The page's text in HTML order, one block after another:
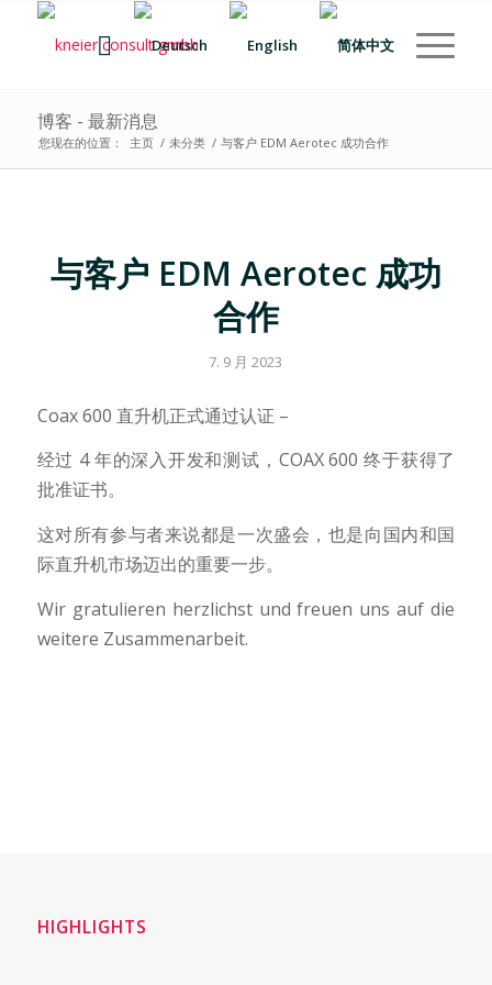
博客 - 最新消息
您现在的位置： 主页 / 未分类 / 与客户 EDM Aerotec 成功合作
与客户 EDM Aerotec 成功
合作
7. 9 月 2023
Coax 600 直升机正式通过认证 –
经过 4 年的深入开发和测试，COAX 600 终于获得了
批准证书。
这对所有参与者来说都是一次盛会，也是向国内和国
际直升机市场迈出的重要一步。
Wir gratulieren herzlichst und freuen uns auf die
weitere Zusammenarbeit.
HIGHLIGHTS